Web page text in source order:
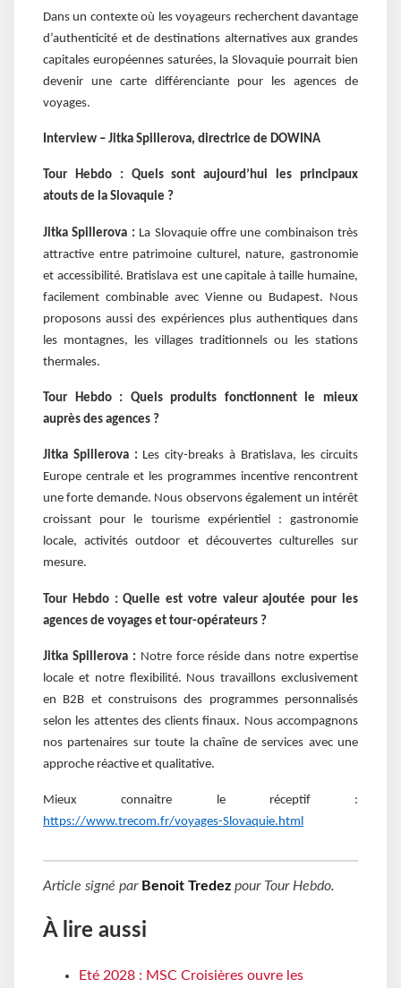
Dans un contexte où les voyageurs recherchent davantage
d’authenticité et de destinations alternatives aux grandes
capitales européennes saturées, la Slovaquie pourrait bien
devenir une carte différenciante pour les agences de
voyages.
Interview – Jitka Spillerova, directrice de DOWINA
Tour Hebdo :
Quels sont aujourd’hui les principaux
atouts de la Slovaquie ?
Jitka Spillerova : La Slovaquie offre une combinaison très
attractive entre patrimoine culturel, nature, gastronomie
et accessibilité. Bratislava est une capitale à taille humaine,
facilement combinable avec Vienne ou Budapest. Nous
proposons aussi des expériences plus authentiques dans
les montagnes, les villages traditionnels ou les stations
thermales.
Tour Hebdo :
Quels produits fonctionnent le mieux
auprès des agences ?
Jitka Spillerova : Les city-breaks à Bratislava, les circuits
Europe centrale et les programmes incentive rencontrent
une forte demande. Nous observons également un intérêt
croissant pour le tourisme expérientiel : gastronomie
locale, activités outdoor et découvertes culturelles sur
mesure.
Tour Hebdo : Quelle est votre valeur ajoutée pour les
agences de voyages et tour-opérateurs ?
Jitka Spillerova : Notre force réside dans notre expertise
locale et notre flexibilité. Nous travaillons exclusivement
en B2B et construisons des programmes personnalisés
selon les attentes des clients finaux. Nous accompagnons
nos partenaires sur toute la chaîne de services avec une
approche réactive et qualitative.
Mieux connaitre le réceptif :
https://www.trecom.fr/voyages-Slovaquie.html
Article signé par Benoit Tredez pour Tour Hebdo.
À lire aussi
Eté 2028 : MSC Croisières ouvre les